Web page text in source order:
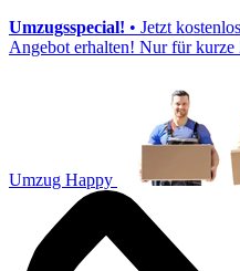
Umzugsspecial! • Jetzt
Angebot erhalten! Nur für kurze
Umzug Happy